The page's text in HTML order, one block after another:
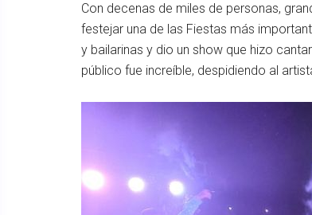
Con decenas de miles de personas,
festejar una de las Fiestas más
y bailarinas y dio un show que hizo
público fue increíble, despidiendo al